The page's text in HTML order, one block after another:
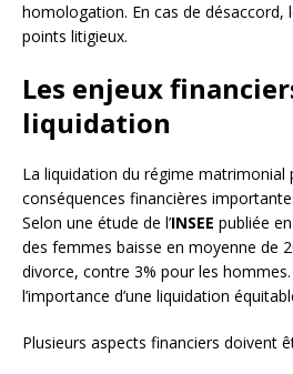
homologation. En cas de désaccord,
points litigieux.
Les enjeux
liquidation
La liquidation du régime matrimonial
conséquences financières
Selon une étude de l’INSEE publiée
des femmes baisse en moyenne de
divorce, contre 3% pour les
l’importance d’une liquidation
Plusieurs aspects financiers doivent